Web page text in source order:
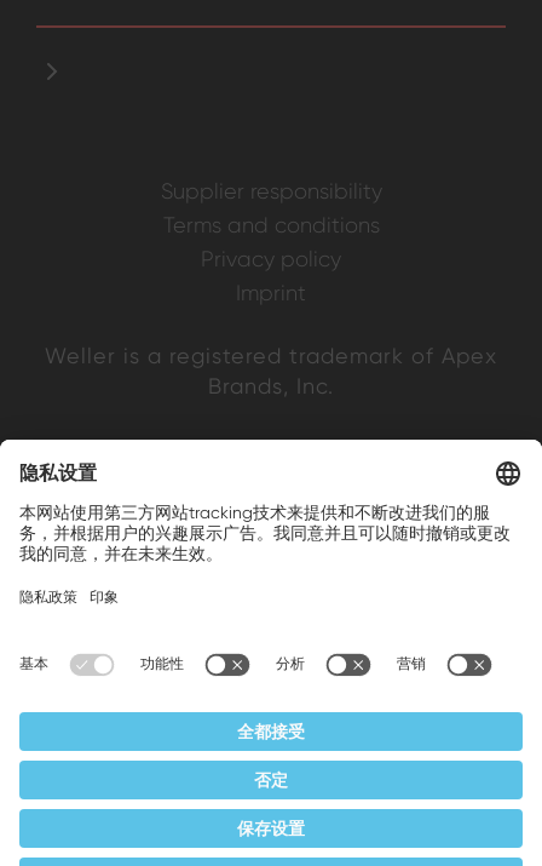
Supplier responsibility
Terms and conditions
Privacy policy
Imprint
Weller is a registered trademark of Apex
Brands, Inc.
Companion brands: